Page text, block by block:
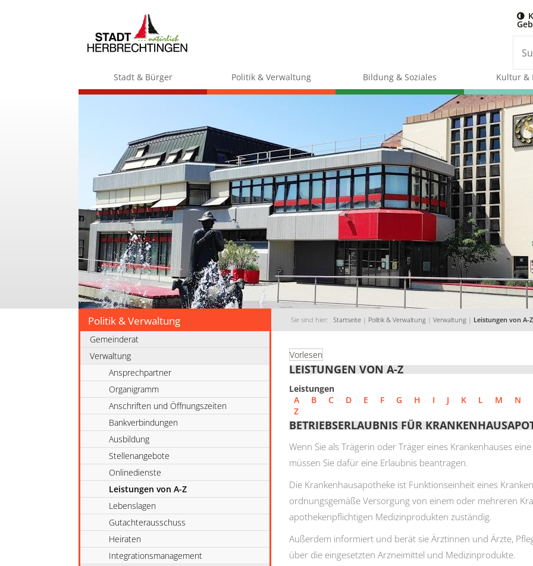
Stadt & Bürger Politik & Verwaltung Bildung & Soziales Kultur &
Politik & Verwaltung Sie sind hier: Startseite | Politik & Verwaltung | Verwaltung | Leistungen von A-Z
Gemeinderat
Verwaltung
Ansprechpartner
Organigramm
Anschriften und Öffnungszeiten
Bankverbindungen
Ausbildung
Stellenangebote
Onlinedienste
Leistungen von A-Z
Lebenslagen
Gutachterausschuss
Heiraten
Integrationsmanagement
Vorlesen
LEISTUNGEN VON A-Z
Leistungen
A
B C D E F G H I J K L M N
Z
BETRIEBSERLAUBNIS FÜR
Wenn Sie als Trägerin oder Träger eines Krankenhauses
müssen Sie dafür eine Erlaubnis beantragen.
Die Krankenhausapotheke ist Funktionseinheit eines
ordnungsgemäße Versorgung von einem oder mehreren
apothekenpflichtigen Medizinprodukten zuständig.
Außerdem informiert und berät sie Ärztinnen und Ärzte,
über die eingesetzten Arzneimittel und Medizinprodukte.